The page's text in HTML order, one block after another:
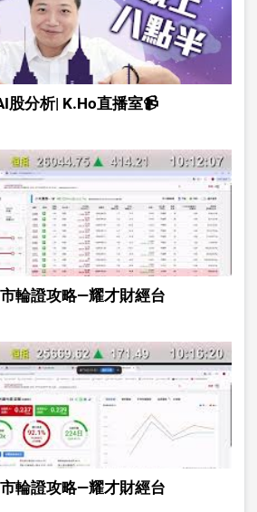
股分析| K.Ho直播室📹
輪證攻略—耀才財經台
輪證攻略—耀才財經台